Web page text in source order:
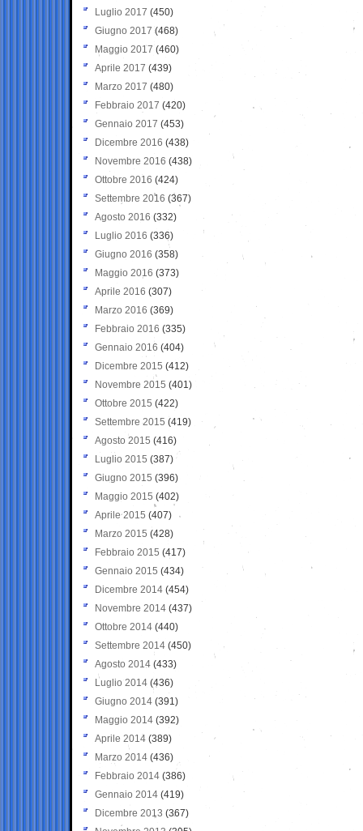
Luglio 2017 (450)
Giugno 2017 (468)
Maggio 2017 (460)
Aprile 2017 (439)
Marzo 2017 (480)
Febbraio 2017 (420)
Gennaio 2017 (453)
Dicembre 2016 (438)
Novembre 2016 (438)
Ottobre 2016 (424)
Settembre 2016 (367)
Agosto 2016 (332)
Luglio 2016 (336)
Giugno 2016 (358)
Maggio 2016 (373)
Aprile 2016 (307)
Marzo 2016 (369)
Febbraio 2016 (335)
Gennaio 2016 (404)
Dicembre 2015 (412)
Novembre 2015 (401)
Ottobre 2015 (422)
Settembre 2015 (419)
Agosto 2015 (416)
Luglio 2015 (387)
Giugno 2015 (396)
Maggio 2015 (402)
Aprile 2015 (407)
Marzo 2015 (428)
Febbraio 2015 (417)
Gennaio 2015 (434)
Dicembre 2014 (454)
Novembre 2014 (437)
Ottobre 2014 (440)
Settembre 2014 (450)
Agosto 2014 (433)
Luglio 2014 (436)
Giugno 2014 (391)
Maggio 2014 (392)
Aprile 2014 (389)
Marzo 2014 (436)
Febbraio 2014 (386)
Gennaio 2014 (419)
Dicembre 2013 (367)